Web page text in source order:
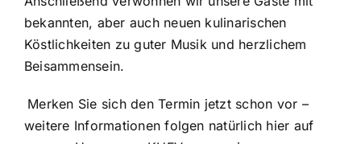
bekannten, aber auch neuen kulinarischen
Köstlichkeiten zu guter Musik und herzlichem
Beisammensein.
Merken Sie sich den Termin jetzt schon vor –
weitere Informationen folgen natürlich hier auf